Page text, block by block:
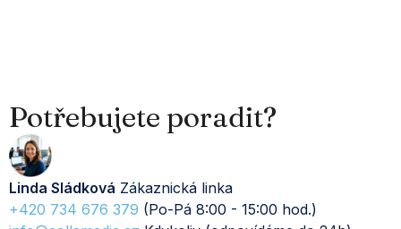
Potřebujete poradit?
Linda Sládková Zákaznická linka
+420 734 676 379 (Po-Pá 8:00 - 15:00 hod.)